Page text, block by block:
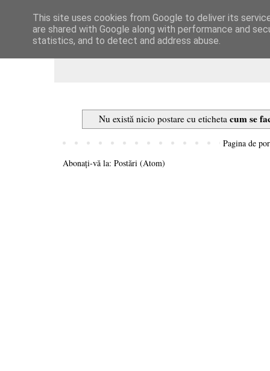
Dulcegarii culinare
Nu există nicio postare cu etichetacum se
Pagina de
Abonați-vă la: Postări (Atom)
This site uses cookies from Google to deliver its
are shared with Google along with performance and
statistics, and to detect and address abuse.